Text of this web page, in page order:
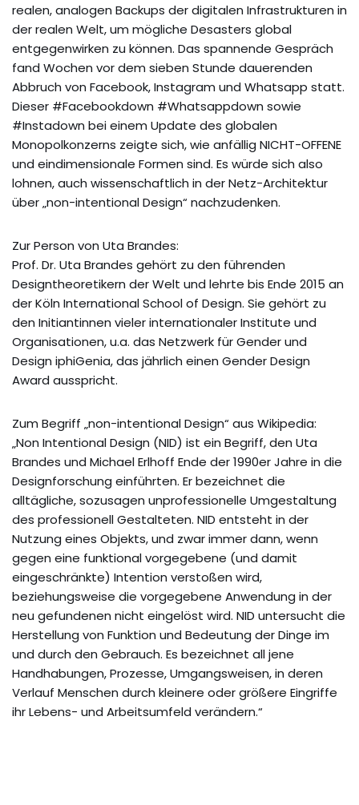
realen, analogen Backups der digitalen Infrastrukturen in
der realen Welt, um mögliche Desasters global
entgegenwirken zu können. Das spannende Gespräch
fand Wochen vor dem sieben Stunde dauerenden
Abbruch von Facebook, Instagram und Whatsapp statt.
Dieser #Facebookdown #Whatsappdown sowie
#Instadown bei einem Update des globalen
Monopolkonzerns zeigte sich, wie anfällig NICHT-OFFENE
und eindimensionale Formen sind. Es würde sich also
lohnen, auch wissenschaftlich in der Netz-Architektur
über „non-intentional Design“ nachzudenken.
Zur Person von Uta Brandes:
Prof. Dr. Uta Brandes gehört zu den führenden
Designtheoretikern der Welt und lehrte bis Ende 2015 an
der Köln International School of Design. Sie gehört zu
den Initiantinnen vieler internationaler Institute und
Organisationen, u.a. das Netzwerk für Gender und
Design iphiGenia, das jährlich einen Gender Design
Award ausspricht.
Zum Begriff „non-intentional Design“ aus Wikipedia:
„Non Intentional Design (NID) ist ein Begriff, den Uta
Brandes und Michael Erlhoff Ende der 1990er Jahre in die
Designforschung einführten. Er bezeichnet die
alltägliche, sozusagen unprofessionelle Umgestaltung
des professionell Gestalteten. NID entsteht in der
Nutzung eines Objekts, und zwar immer dann, wenn
gegen eine funktional vorgegebene (und damit
eingeschränkte) Intention verstoßen wird,
beziehungsweise die vorgegebene Anwendung in der
neu gefundenen nicht eingelöst wird. NID untersucht die
Herstellung von Funktion und Bedeutung der Dinge im
und durch den Gebrauch. Es bezeichnet all jene
Handhabungen, Prozesse, Umgangsweisen, in deren
Verlauf Menschen durch kleinere oder größere Eingriffe
ihr Lebens- und Arbeitsumfeld verändern.“